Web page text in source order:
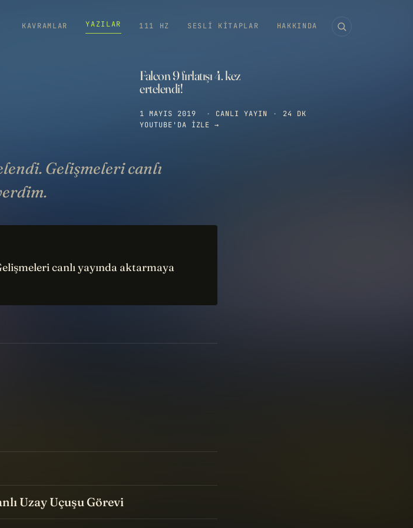
KAVRAMLAR YAZILAR 111 HZ SESLI KITAPLAR HAKKINDA
Falcon 9 fırlatışı 4. kez
ertelendi!
1 MAYIS 2019 · CANLI YAYIN ·
24 DK
YOUTUBE'DA IZLE →
Gelişmeleri canlı
canlı yayında aktarmaya
Uzay Uçuşu Görevi